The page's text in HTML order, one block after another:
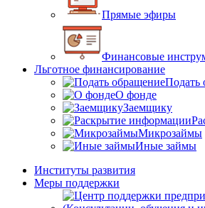
Прямые эфиры
Финансовые
Льготное финансирование
Подать
О фонде
Заемщику
Микрозаймы
Иные займы
Институты развития
Меры поддержки